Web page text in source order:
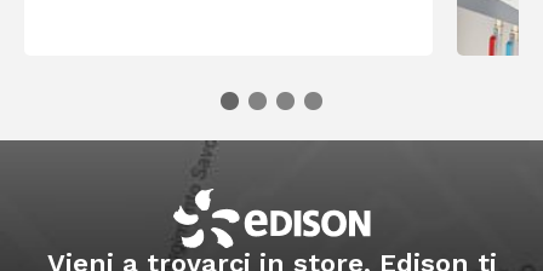
Vieni a trovarci in store, Edison ti